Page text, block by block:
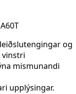
og
mismunandi
upplýsingar.